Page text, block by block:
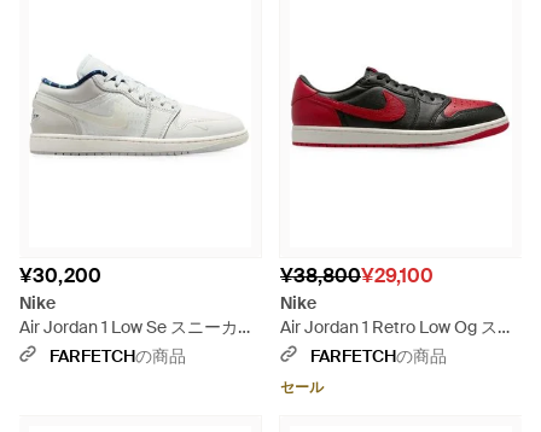
¥30,200
Nike
Air Jordan 1 Low Se スニーカー
- ホワイト
FARFETCHの商品
¥38,800¥29,100
Nike
Air Jordan 1 Retro Low Og スニ
ーカー - レッド
FARFETCHの商品
セール